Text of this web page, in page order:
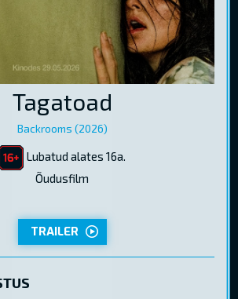
KINKEKAARDID
Tagatoad
Backrooms (2026)
Lubatud alates 16a.
Õudusfilm
TRAILER